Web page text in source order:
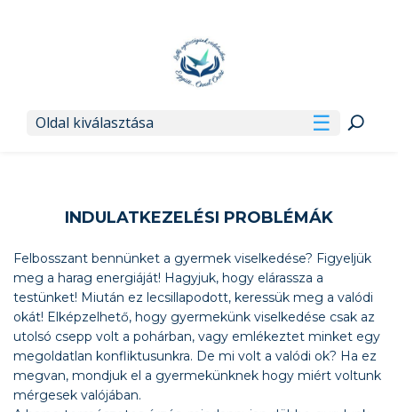
Oldal kiválasztása
INDULATKEZELÉSI PROBLÉMÁK
Felbosszant bennünket a gyermek viselkedése? Figyeljük
meg a harag energiáját! Hagyjuk, hogy elárassza a
testünket! Miután ez lecsillapodott, keressük meg a valódi
okát! Elképzelhető, hogy gyermekünk viselkedése csak az
utolsó csepp volt a pohárban, vagy emlékeztet minket egy
megoldatlan konfliktusunkra. De mi volt a valódi ok? Ha ez
megvan, mondjuk el a gyermekünknek hogy miért voltunk
mérgesek valójában.